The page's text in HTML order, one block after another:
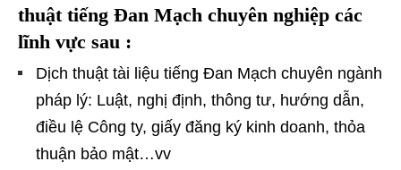
thuật tiếng Đan Mạch chuyên nghiệp các
lĩnh vực sau :
Dịch thuật tài liệu tiếng Đan Mạch chuyên ngành
pháp lý: Luật, nghị định, thông tư, hướng dẫn,
điều lệ Công ty, giấy đăng ký kinh doanh, thỏa
thuận bảo mật…vv